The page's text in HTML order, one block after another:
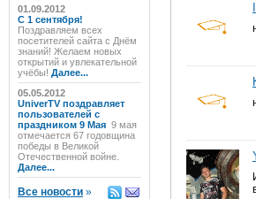
01.09.2012
C 1 сентября!
Поздравляем всех
посетителей сайта с Днём
знаний! Желаем новых
открытий и увлекательной
учёбы! Далее...
05.05.2012
UniverTV поздравляет
пользователей с
праздником 9 Мая 9 мая
отмечается 67 годовщина
победы в Великой
Отечественной войне.
Далее...
Все новости »